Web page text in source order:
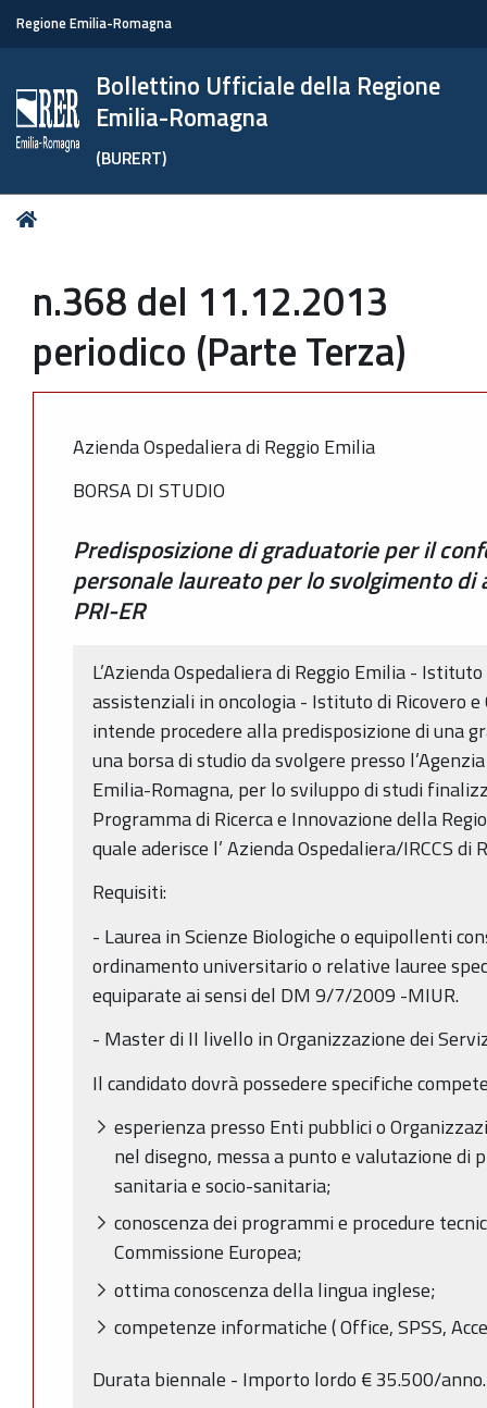
Regione Emilia-Romagna
Bollettino Ufficiale della Regione
Emilia-Romagna
(BURERT)
Tu
n.368 del 11.12.2013
periodico (Parte Terza)
Azienda Ospedaliera di Reggio Emilia
BORSA DI STUDIO
Predisposizione di graduatorie per il
personale laureato per lo svolgimento
PRI-ER
L’Azienda Ospedaliera di Reggio Emilia -
assistenziali in oncologia - Istituto di Ricovero
intende procedere alla predisposizione di una
una borsa di studio da svolgere presso
Emilia-Romagna, per lo sviluppo di studi
Programma di Ricerca e Innovazione della
quale aderisce l’ Azienda Ospedaliera/IRCCS di
Requisiti:
- Laurea in Scienze Biologiche o equipollenti
ordinamento universitario o relative lauree
equiparate ai sensi del DM 9/7/2009 -MIUR.
- Master di II livello in Organizzazione dei
Il candidato dovrà possedere specifiche
esperienza presso Enti pubblici o
nel disegno, messa a punto e valutazione
sanitaria e socio-sanitaria;
conoscenza dei programmi e procedure
Commissione Europea;
ottima conoscenza della lingua inglese;
competenze informatiche ( Office, SPSS,
Durata biennale - Importo lordo € 35.500/anno.